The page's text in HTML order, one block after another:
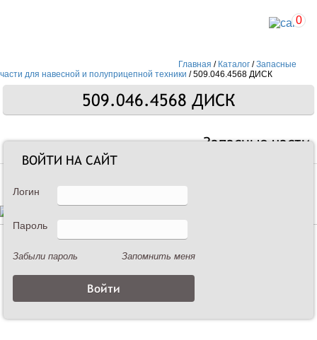
0
Главная / Каталог /Запасные
части для навесной и полуприцепной техники /509.046.4568 ДИСК
509.046.4568 ДИСК
Запасные части
Описание
509.046.4568 ДИСК
ВОЙТИ НА САЙТ
Логин
Пароль
Забыли пароль Запомнить меня